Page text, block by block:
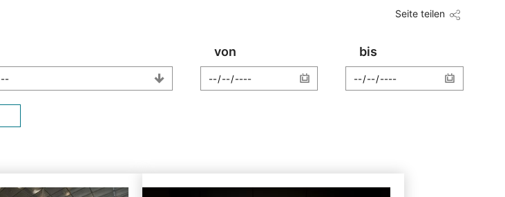
Seite teilen
von bis